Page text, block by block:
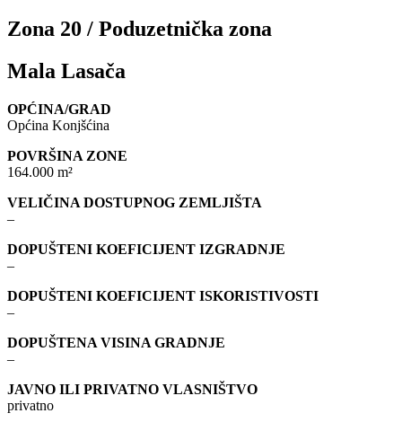
Zona 20 / Poduzetnička zona
Mala Lasača
OPĆINA/GRAD
Općina Konjšćina
POVRŠINA ZONE
164.000 m²
VELIČINA DOSTUPNOG ZEMLJIŠTA
–
DOPUŠTENI KOEFICIJENT IZGRADNJE
–
DOPUŠTENI KOEFICIJENT ISKORISTIVOSTI
–
DOPUŠTENA VISINA GRADNJE
–
JAVNO ILI PRIVATNO VLASNIŠTVO
privatno